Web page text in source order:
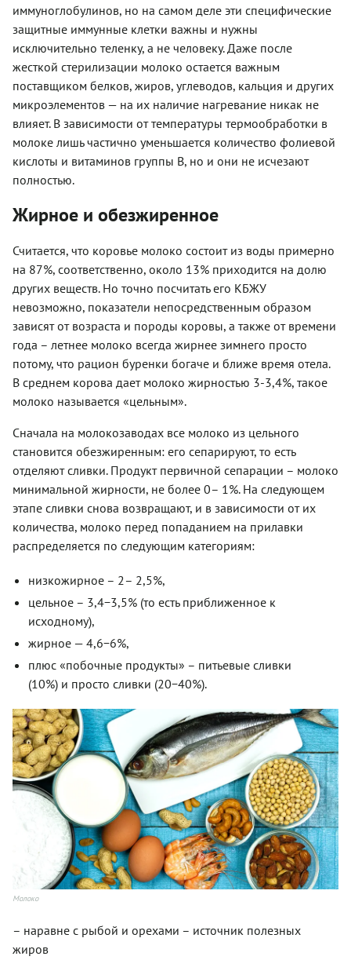
иммуноглобулинов, но на самом деле эти специфические
защитные иммунные клетки важны и нужны
исключительно теленку, а не человеку. Даже после
жесткой стерилизации молоко остается важным
поставщиком белков, жиров, углеводов, кальция и других
микроэлементов — на их наличие нагревание никак не
влияет. В зависимости от температуры термообработки в
молоке лишь частично уменьшается количество фолиевой
кислоты и витаминов группы B, но и они не исчезают
полностью.
Жирное и обезжиренное
Считается, что коровье молоко состоит из воды примерно
на 87%, соответственно, около 13% приходится на долю
других веществ. Но точно посчитать его КБЖУ
невозможно, показатели непосредственным образом
зависят от возраста и породы коровы, а также от времени
года – летнее молоко всегда жирнее зимнего просто
потому, что рацион буренки богаче и ближе время отела.
В среднем корова дает молоко жирностью 3-3,4%, такое
молоко называется «цельным».
Сначала на молокозаводах все молоко из цельного
становится обезжиренным: его сепарируют, то есть
отделяют сливки. Продукт первичной сепарации – молоко
минимальной жирности, не более 0– 1%. На следующем
этапе сливки снова возвращают, и в зависимости от их
количества, молоко перед попаданием на прилавки
распределяется по следующим категориям:
низкожирное – 2– 2,5%,
цельное – 3,4−3,5% (то есть приближенное к
исходному),
жирное — 4,6−6%,
плюс «побочные продукты» – питьевые сливки
(10%) и просто сливки (20−40%).
Молоко
– наравне с рыбой и орехами – источник полезных
жиров